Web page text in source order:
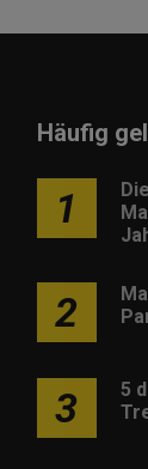
Häufig
1
2
3
5